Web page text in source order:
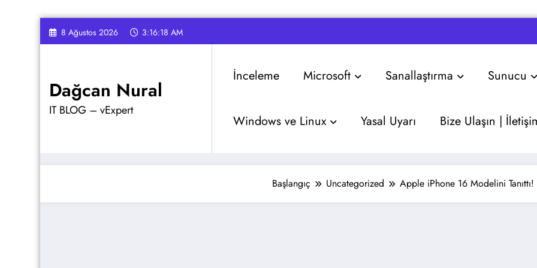
İçeriğe
atla
8 Ağustos 2026 3:16:19 AM
Dağcan Nural
IT BLOG – vExpert
İnceleme Microsoft Sanallaştırma Sunucu
Windows ve Linux Yasal Uyarı Bize Ulaşın |
Başlangıç Uncategorized Apple iPhone 16 Modelini Tanıttı!